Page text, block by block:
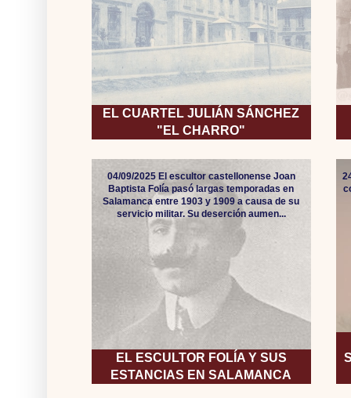
EL CUARTEL JULIÁN SÁNCHEZ
"EL CHARRO"
EL ESCULTOR FOLÍA Y SUS
ESTANCIAS EN SALAMANCA
04/09/2025 El escultor castellonense Joan
Baptista Folía pasó largas temporadas en
Salamanca entre 1903 y 1909 a causa de su
servicio militar. Su deserción aumen...